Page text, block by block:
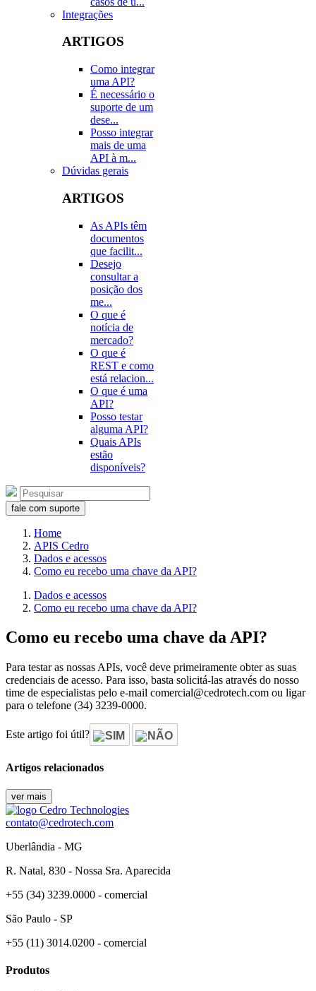
Integrações
ARTIGOS
Como integrar
uma API?
É necessário o
suporte de um
dese...
Posso integrar
mais de uma
API à m...
Dúvidas gerais
ARTIGOS
As APIs têm
documentos
que facilit...
Desejo
consultar a
posição dos
me...
O que é
notícia de
mercado?
O que é
REST e como
está relacion...
O que é uma
API?
Posso testar
alguma API?
Quais APIs
estão
disponíveis?
fale com suporte
Home
APIS Cedro
Dados e acessos
Como eu recebo uma chave da API?
Dados e acessos
Como eu recebo uma chave da API?
Como eu recebo uma chave da API?
Para testar as nossas APIs, você deve primeiramente obter as suas
credenciais de acesso. Para isso, basta solicitá-las através do nosso
time de especialistas pelo e-mail comercial@cedrotech.com ou ligar
para o telefone (34) 3239-0000.
Este artigo foi útil? SIM NÃO
Artigos relacionados
ver mais
contato@cedrotech.com
Uberlândia - MG
R. Natal, 830 - Nossa Sra. Aparecida
+55 (34) 3239.0000 - comercial
São Paulo - SP
+55 (11) 3014.0200 - comercial
Produtos